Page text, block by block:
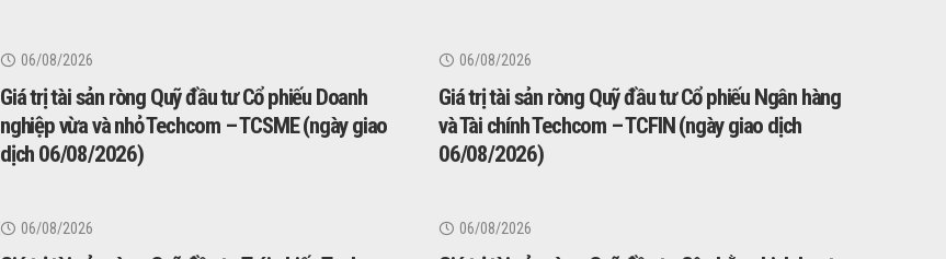
06/08/2026
Giá trị tài sản ròng Quỹ đầu tư Cổ phiếu Doanh
nghiệp vừa và nhỏ Techcom – TCSME (ngày giao
dịch 06/08/2026)
06/08/2026
Giá trị tài sản ròng Quỹ đầu tư Cổ phiếu Ngân hàng
và Tài chính Techcom – TCFIN (ngày giao dịch
06/08/2026)
06/08/2026 06/08/2026